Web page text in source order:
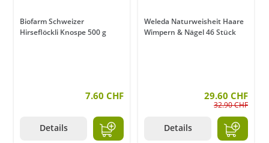
Biofarm Schweizer
Hirseflöckli Knospe 500 g
7.60 CHF
Details
Weleda Naturweisheit Haare
Wimpern & Nägel 46 Stück
29.60 CHF
32.90 CHF
Details